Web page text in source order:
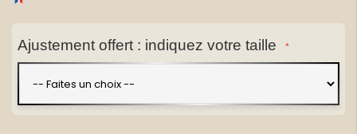
(1 avis)
Ajustement offert : indiquez votre taille